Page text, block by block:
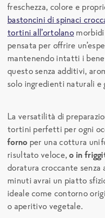
freschezza, colore e
bastoncini di spinaci
tortini all’ortolano
pensata per offrire
mantenendo intatti i
questo senza additivi,
solo ingredienti naturali e
La versatilità di
tortini perfetti per ogni
forno per una cottura
risultato veloce,o in
doratura croccante senza
minuti avrai un piatto
ideale come contorno
o aperitivo vegetale.